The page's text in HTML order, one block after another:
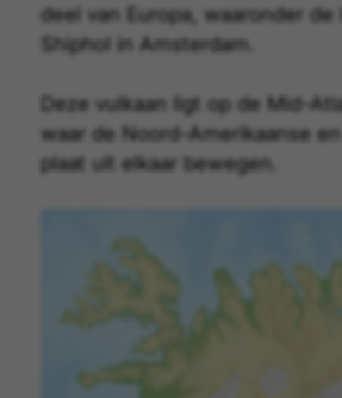
deel van Europa, waaronder de
Shiphol in Amsterdam.
Deze vulkaan ligt op de Mid-
waar de Noord-Amerikaanse
plaat uit elkaar bewegen.